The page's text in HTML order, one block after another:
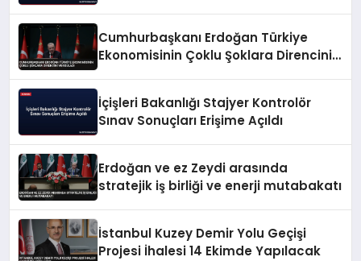
Cumhurbaşkanı Erdoğan Türkiye
Ekonomisinin Çoklu Şoklara Direncini
İçişleri Bakanlığı Stajyer Kontrolör
Sınav Sonuçları Erişime Açıldı
Erdoğan ve ez Zeydi arasında
stratejik iş birliği ve enerji mutabakatı
İstanbul Kuzey Demir Yolu Geçişi
Projesi İhalesi 14 Ekimde Yapılacak